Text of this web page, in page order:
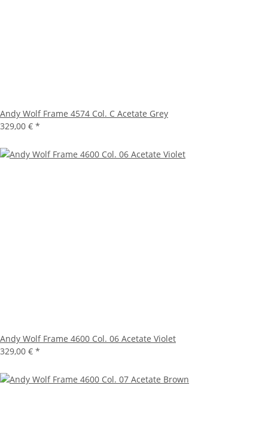
Andy Wolf Frame 4574 Col. C Acetate Grey
329,00 € *
Andy Wolf Frame 4600 Col. 06 Acetate Violet
329,00 € *